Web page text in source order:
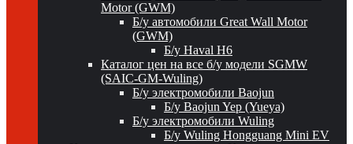
Motor (GWM)
Б/у автомобили Great Wall Motor
(GWM)
Б/у Haval H6
Каталог цен на все б/у модели SGMW
(SAIC-GM-Wuling)
Б/у электромобили Baojun
Б/у Baojun Yep (Yueya)
Б/у электромобили Wuling
Б/у Wuling Hongguang Mini EV